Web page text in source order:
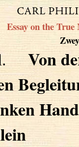
Essay on the
Von
Hand